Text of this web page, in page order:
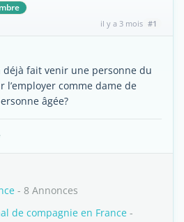
il y a 3 mois #1
déjà fait venir une personne du
l’employer comme dame de
âgée?
- 8 Annonces
de compagnie en France -